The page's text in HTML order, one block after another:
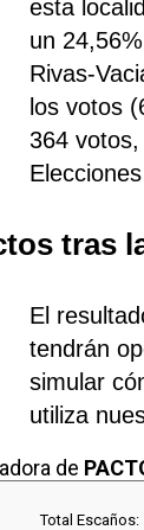
esta
un
Rivas-
los votos
364
tras
El
tendrán
simular
utiliza
de
Total Escaños: